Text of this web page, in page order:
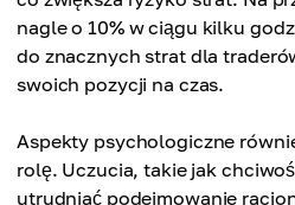
nagle o 10% w ciągu kilku
do znacznych strat dla
swoich pozycji na czas.
Aspekty psychologiczne
rolę. Uczucia, takie jak
utrudniać podejmowanie